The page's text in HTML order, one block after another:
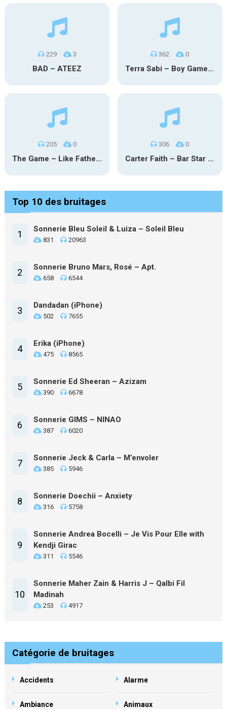
229 3
BAD – ATEEZ
362 0
Terra Sabi – Boy Game X Marcia Cruz
205 0
The Game – Like Father Like Daughter
306 0
Carter Faith – Bar Star Vevo
Top 10 des bruitages
1 Sonnerie Bleu Soleil & Luiza – Soleil Bleu
831 20963
2 Sonnerie Bruno Mars, Rosé – Apt.
658 6544
3 Dandadan (iPhone)
502 7655
4 Erika (iPhone)
475 8565
5 Sonnerie Ed Sheeran – Azizam
390 6678
6 Sonnerie GIMS – NINAO
387 6020
7 Sonnerie Jeck & Carla – M’envoler
385 5946
8 Sonnerie Doechii – Anxiety
316 5758
9
Sonnerie Andrea Bocelli – Je Vis Pour Elle with
Kendji Girac
311 5546
10
Sonnerie Maher Zain & Harris J – Qalbi Fil
Madinah
253 4917
Catégorie de bruitages
Accidents Alarme
Ambiance Animaux